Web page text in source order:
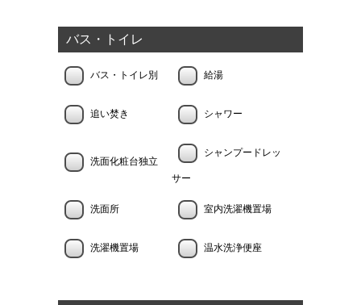
バス・トイレ
バス・トイレ別 給湯
追い焚き シャワー
洗面化粧台独立
シャンプードレッ
サー
洗面所 室内洗濯機置場
洗濯機置場 温水洗浄便座